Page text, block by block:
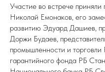
Участие во встрече
Николай Емонаков, его
развитию Эдуард Дашиев,
Доржи Будаев,
промышленности и
гарантийного фонда РБ